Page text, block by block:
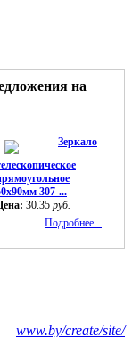
на
Зеркало
307-...
30.35 руб.
Подробнее...
www.by/create/site/